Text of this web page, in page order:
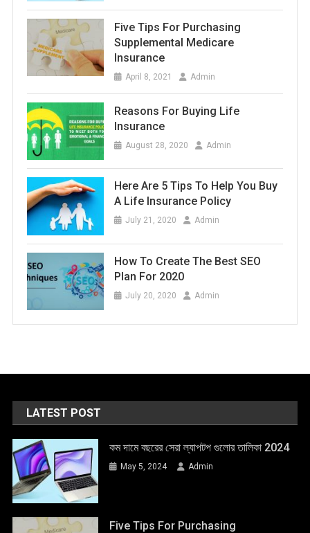
Five Tips For Purchasing
Supplemental Medicare
Insurance
April 8, 2021 Admin
Reasons For Buying Life
Insurance
August 28, 2020 Admin
Here Are 5 Tips To Help You Buy
A Life Insurance Policy
July 21, 2020 Admin
How To Create The Best SEO
Plan For 2020
July 20, 2020 Admin
LATEST POST
কম দামে বছরের সেরা ল্যাপটপ গুলোর তালিকা 2024
May 5, 2024 Admin
Five Tips For Purchasing